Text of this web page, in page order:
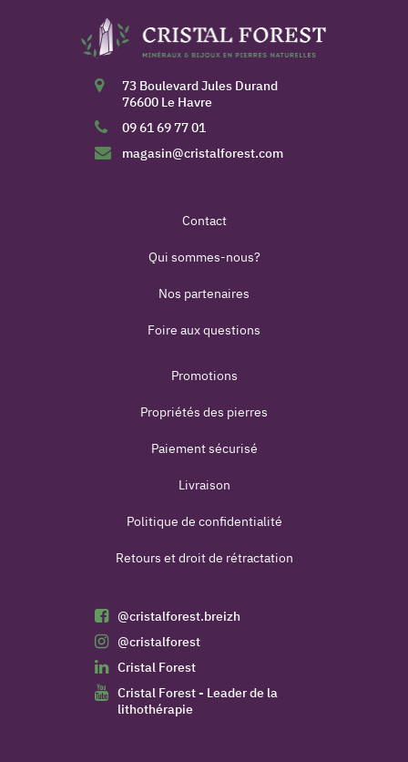
73 Boulevard Jules Durand
76600 Le Havre
09 61 69 77 01
magasin@cristalforest.com
Contact
Qui sommes-nous?
Nos partenaires
Foire aux questions
Promotions
Propriétés des pierres
Paiement sécurisé
Livraison
Politique de confidentialité
Retours et droit de rétractation
@cristalforest.breizh
@cristalforest
Cristal Forest
Cristal Forest - Leader de la
lithothérapie